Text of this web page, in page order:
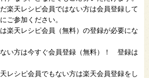
楽天レシピ会員ではない方は会員登録して
ご参加ください。
楽天レシピ会員（無料）の登録が必要にな
い方は今すぐ会員登録（無料）！ 登録は
レシピ会員でもない方は楽天会員登録をし